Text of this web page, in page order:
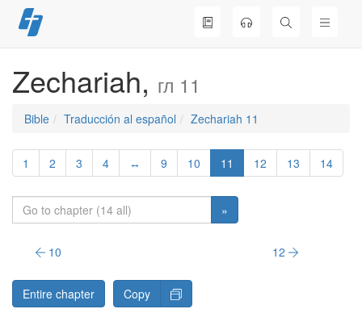
Skip
to
Zechariah, гл 11
Bible Traducción al español Zechariah 11
1 2 3 4 ↔ 9 10 11 12 13 14
»
10 12
Entire chapter Copy